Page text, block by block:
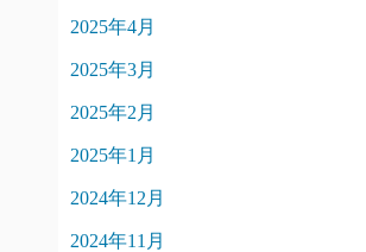
2025年4月
2025年3月
2025年2月
2025年1月
2024年12月
2024年11月